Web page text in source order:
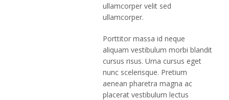
ullamcorper velit sed
ullamcorper.
Porttitor massa id neque
aliquam vestibulum morbi blandit
cursus risus. Urna cursus eget
nunc scelerisque. Pretium
aenean pharetra magna ac
placerat vestibulum lectus